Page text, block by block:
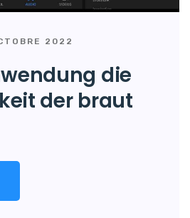
2022
die
der braut